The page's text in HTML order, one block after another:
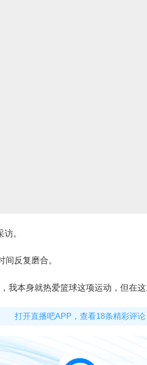
。
反复磨合。
我本身就热爱篮球这项运动，但在
打开直播吧APP，查看18条精彩评论